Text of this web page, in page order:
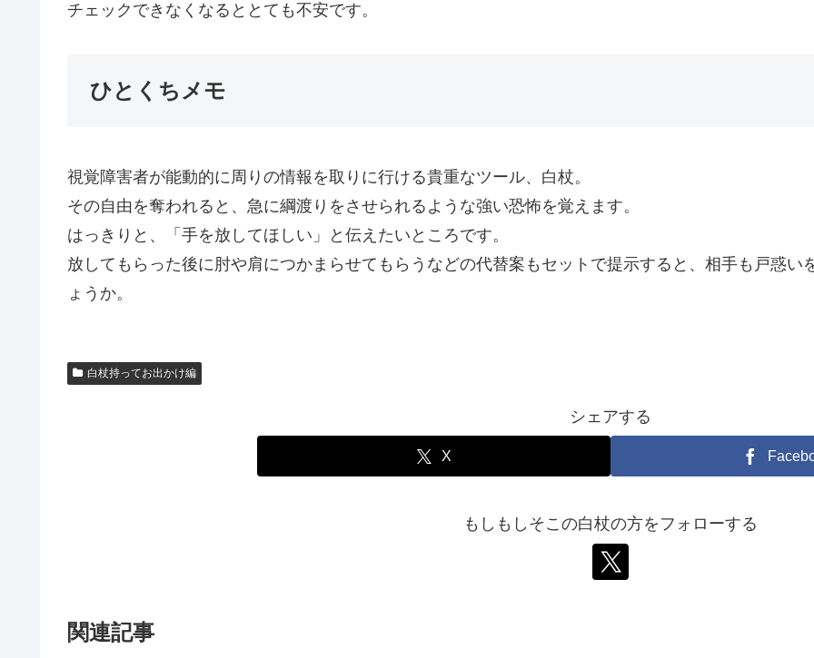
チェックできなくなるととても不安です。
ひとくちメモ
視覚障害者が能動的に周りの情報を取りに行ける貴重なツール、白杖。
その自由を奪われると、急に綱渡りをさせられるような強い恐怖を覚えます。
はっきりと、「手を放してほしい」と伝えたいところです。
放してもらった後に肘や肩につかまらせてもらうなどの代替案もセットで提示すると、相手も戸惑
ょうか。
白杖持ってお出かけ編
シェアする
X
もしもしそこの白杖の方をフォローする
関連記事